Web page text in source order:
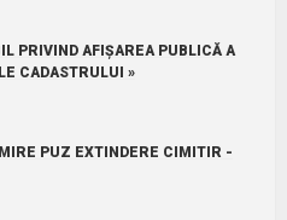
PRIVIND AFIȘAREA PUBLICĂ A
CADASTRULUI »
PUZ EXTINDERE CIMITIR -